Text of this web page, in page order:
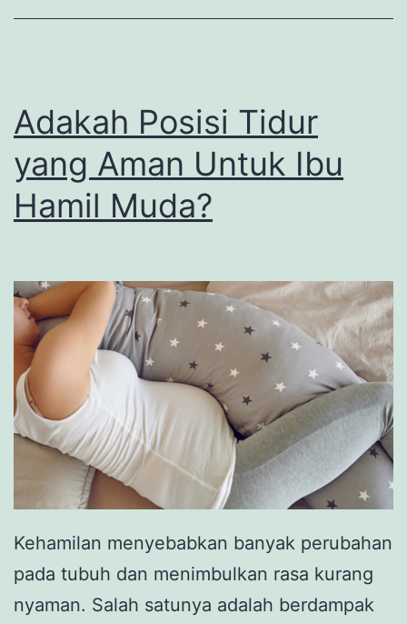
Adakah Posisi Tidur
yang Aman Untuk Ibu
Hamil Muda?
Kehamilan menyebabkan banyak perubahan
pada tubuh dan menimbulkan rasa kurang
nyaman. Salah satunya adalah berdampak